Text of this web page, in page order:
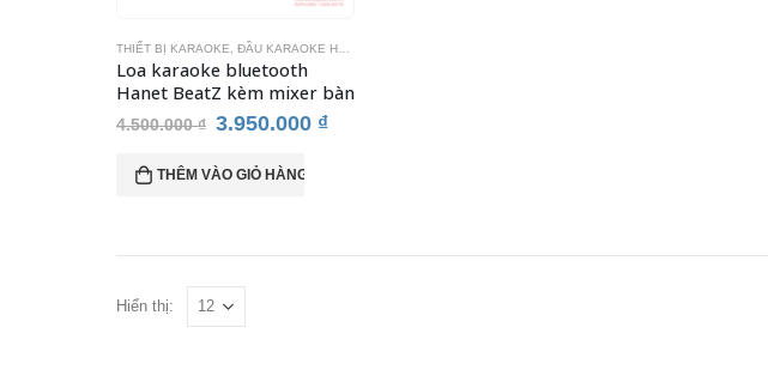
THIẾT BỊ KARAOKE ĐẦU KARAOKE HANET
Loa karaoke bluetooth
Hanet BeatZ kèm mixer bàn
4.500.000₫ Giá
là:
4.500.000 ₫.
3.950.000 ₫Giá
THÊM VÀO GIỎ HÀNG
Hiển thị: